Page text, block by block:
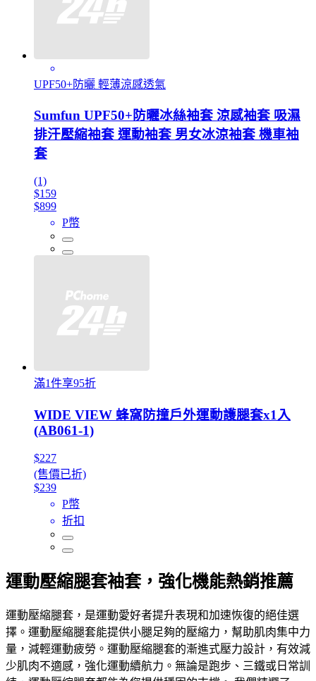
UPF50+防曬 輕薄涼感透氣
Sumfun UPF50+防曬冰絲袖套 涼感袖套 吸濕
排汗壓縮袖套 運動袖套 男女冰涼袖套 機車袖
套
(1)
$159
$899
P幣
滿1件享95折
WIDE VIEW 蜂窩防撞戶外運動護腿套x1入
(AB061-1)
$227
(售價已折)
$239
P幣
折扣
運動壓縮腿套袖套，強化機能熱銷推薦
運動壓縮腿套，是運動愛好者提升表現和加速恢復的絕佳選
擇。運動壓縮腿套能提供小腿足夠的壓縮力，幫助肌肉集中力
量，減輕運動疲勞。運動壓縮腿套的漸進式壓力設計，有效減
少肌肉不適感，強化運動續航力。無論是跑步、三鐵或日常訓